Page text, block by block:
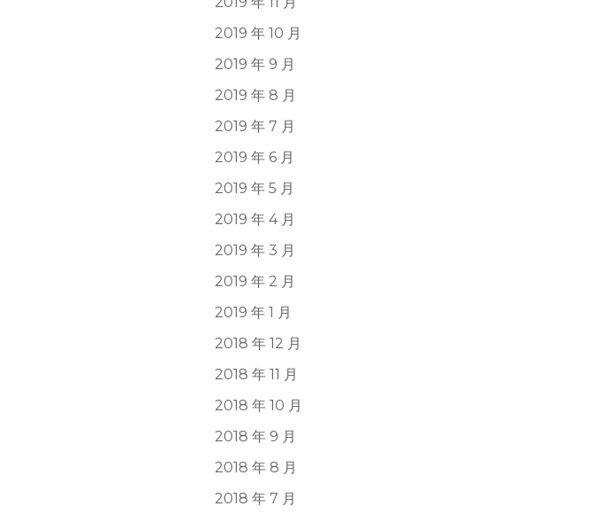
2019 年 10 月
2019 年 9 月
2019 年 8 月
2019 年 7 月
2019 年 6 月
2019 年 5 月
2019 年 4 月
2019 年 3 月
2019 年 2 月
2019 年 1 月
2018 年 12 月
2018 年 11 月
2018 年 10 月
2018 年 9 月
2018 年 8 月
2018 年 7 月